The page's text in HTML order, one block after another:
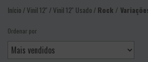
Início /Vinil 12'' /Vinil 12'' Usado /Rock /
Ordenar por